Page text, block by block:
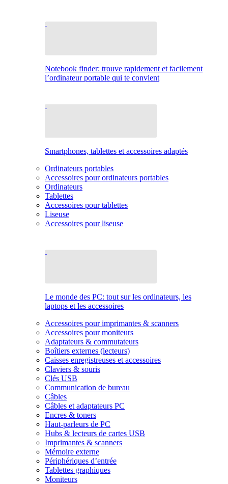
Notebook finder: trouve rapidement et facilement
l’ordinateur portable qui te convient
Smartphones, tablettes et accessoires adaptés
Ordinateurs portables
Accessoires pour ordinateurs portables
Ordinateurs
Tablettes
Accessoires pour tablettes
Liseuse
Accessoires pour liseuse
Le monde des PC: tout sur les ordinateurs, les
laptops et les accessoires
Accessoires pour imprimantes & scanners
Accessoires pour moniteurs
Adaptateurs & commutateurs
Boîtiers externes (lecteurs)
Caisses enregistreuses et accessoires
Claviers & souris
Clés USB
Communication de bureau
Câbles
Câbles et adaptateurs PC
Encres & toners
Haut-parleurs de PC
Hubs & lecteurs de cartes USB
Imprimantes & scanners
Mémoire externe
Périphériques d’entrée
Tablettes graphiques
Moniteurs